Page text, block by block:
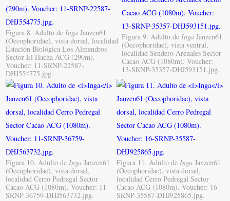
Figura 8. Adulto de Inga Janzen61
(Oecophoridae), vista dorsal, localidad
Estación Biológica Los Almendros
Sector El Hacha ACG (290m).
Voucher: 11-SRNP-22587-
DHJ554775.jpg.
Figura 9. Adulto de Inga Janzen61
(Oecophoridae), vista ventral,
localidad Sendero Arenales Sector
Cacao ACG (1080m). Voucher:
13-SRNP-35357-DHJ593151.jpg.
Figura 10. Adulto de Inga Janzen61
(Oecophoridae), vista dorsal,
localidad Cerro Pedregal Sector
Cacao ACG (1080m). Voucher: 11-
SRNP-36759-DHJ563732.jpg.
Figura 11. Adulto de Inga Janzen61
(Oecophoridae), vista dorsal,
localidad Cerro Pedregal Sector
Cacao ACG (1080m). Voucher: 16-
SRNP-35587-DHJ925865.jpg.